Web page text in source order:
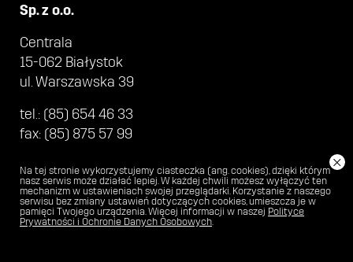
Na tej stronie wykorzystujemy ciasteczka (ang. cookies), dzięki którym
nasz serwis może działać lepiej. W każdej chwili możesz wyłączyć ten
mechanizm w ustawieniach swojej przeglądarki. Korzystanie z naszego
serwisu bez zmiany ustawień dotyczących cookies, umieszcza je w
pamięci Twojego urządzenia. Więcej informacji w naszej Polityce
Prywatności i Ochronie Danych Osobowych.
×
Sp. z o.o.
Centrala
15-062 Białystok
ul. Warszawska 39
tel.: (85) 654 46 33
fax: (85) 875 57 99
© BIALCHEM 2018 POLITYKA